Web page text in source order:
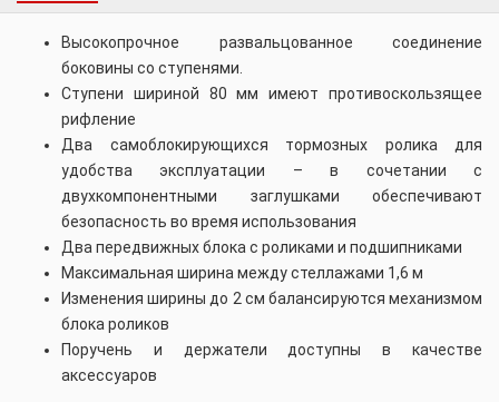
Высокопрочное развальцованное соединение
боковины со ступенями.
Ступени шириной 80 мм имеют противоскользящее
рифление
Два самоблокирующихся тормозных ролика для
удобства эксплуатации – в сочетании с
двухкомпонентными заглушками обеспечивают
безопасность во время использования
Два передвижных блока с роликами и подшипниками
Максимальная ширина между стеллажами 1,6 м
Изменения ширины до 2 см балансируются механизмом
блока роликов
Поручень и держатели доступны в качестве
аксессуаров